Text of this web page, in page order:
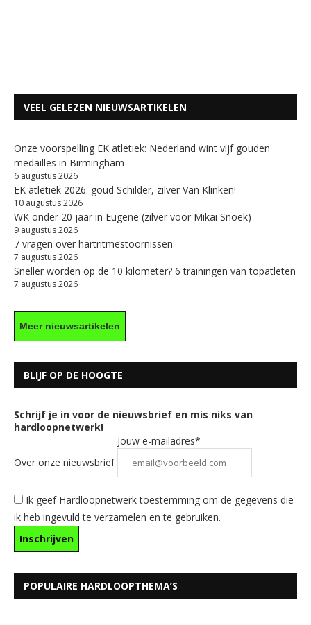
VEEL GELEZEN NIEUWSARTIKELEN
Onze voorspelling EK atletiek: Nederland wint vijf gouden
medailles in Birmingham
6 augustus 2026
EK atletiek 2026: goud Schilder, zilver Van Klinken!
10 augustus 2026
WK onder 20 jaar in Eugene (zilver voor Mikai Snoek)
9 augustus 2026
7 vragen over hartritmestoornissen
7 augustus 2026
Sneller worden op de 10 kilometer? 6 trainingen van topatleten
7 augustus 2026
Meer nieuwsartikelen
BLIJF OP DE HOOGTE
Schrijf je in voor de nieuwsbrief en mis niks van
hardloopnetwerk!
Over onze nieuwsbrief
Jouw e-mailadres*
Ik geef Hardloopnetwerk toestemming om de gegevens die
ik heb ingevuld te verzamelen en te gebruiken.
POPULAIRE HARDLOOPTHEMA’S